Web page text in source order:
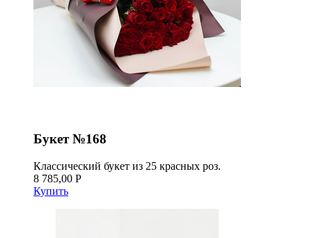
Букет №168
Классический букет из 25 красных роз.
8 785,00 Р
Купить